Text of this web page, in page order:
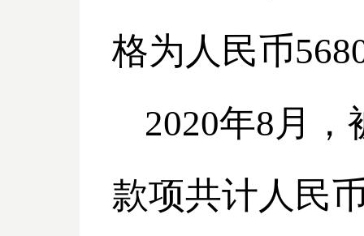
格为人民币
2020年8月，
款项共计人民